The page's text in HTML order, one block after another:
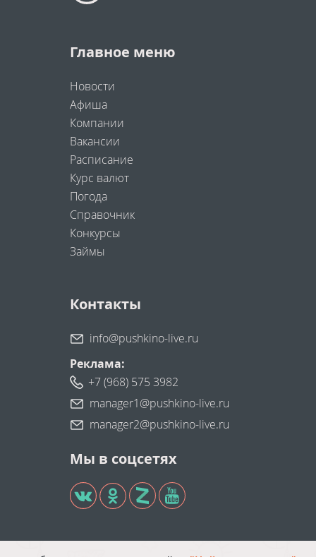
Главное меню
Новости
Афиша
Компании
Вакансии
Расписание
Курс валют
Погода
Справочник
Конкурсы
Займы
Контакты
info@pushkino-live.ru
Реклама:
+7 (968) 575 3982
manager1@pushkino-live.ru
manager2@pushkino-live.ru
Мы в соцсетях